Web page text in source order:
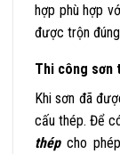
hợp phù hợp
được trộn
Thi công sơn
Khi sơn đã
cấu thép. Để
thép cho